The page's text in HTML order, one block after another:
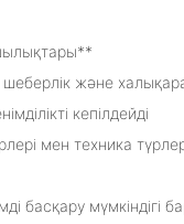
және
кепілдейді
мен техника
басқару мүмкіндігі